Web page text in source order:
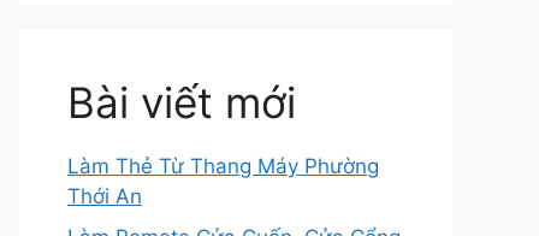
Bài viết mới
Làm Thẻ Từ Thang Máy Phường
Thới An